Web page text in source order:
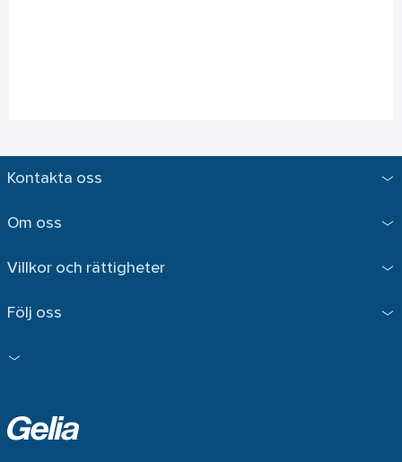
Kontakta oss
Om oss
Villkor och rättigheter
Följ oss